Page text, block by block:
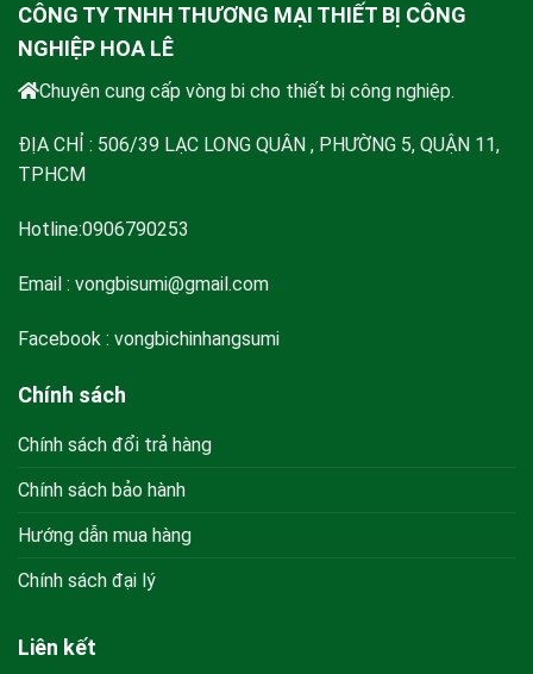
CÔNG TY TNHH THƯƠNG MẠI THIẾT BỊ CÔNG
NGHIỆP HOA LÊ
Chuyên cung cấp vòng bi cho thiết bị công nghiệp.
ĐỊA CHỈ : 506/39 LẠC LONG QUÂN , PHƯỜNG 5, QUẬN 11,
TPHCM
Hotline:0906790253
Email : vongbisumi@gmail.com
Facebook : vongbichinhangsumi
Chính sách
Chính sách đổi trả hàng
Chính sách bảo hành
Hướng dẫn mua hàng
Chính sách đại lý
Liên kết